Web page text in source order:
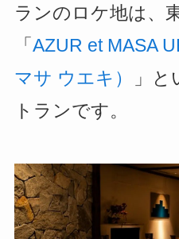
ランのロケ地は、
「AZUR et MASA
マサ ウエキ）
」
トランです。